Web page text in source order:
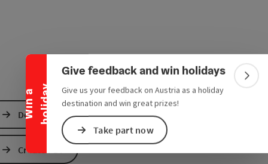
W
i
n
a
h
o
l
i
d
a y
Collapse banner Give feedback and win holidays
Give us your feedback on Austria as a holiday
destination and win great prizes!
Take part now
Download GPS data
Create PDF